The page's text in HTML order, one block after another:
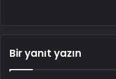
Bir yanıt yazın